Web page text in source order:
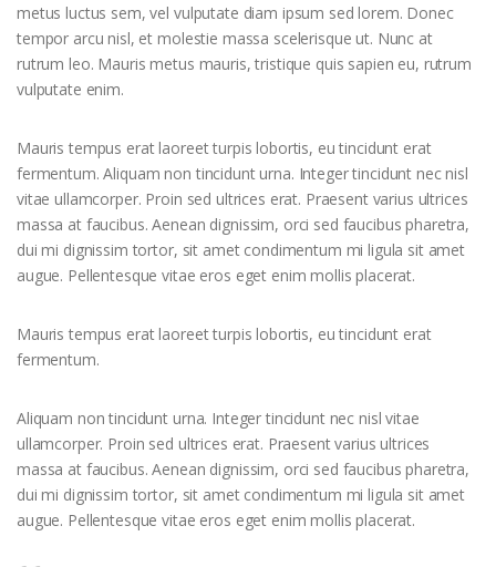
metus luctus sem, vel vulputate diam ipsum sed lorem. Donec
tempor arcu nisl, et molestie massa scelerisque ut. Nunc at
rutrum leo. Mauris metus mauris, tristique quis sapien eu, rutrum
vulputate enim.
Mauris tempus erat laoreet turpis lobortis, eu tincidunt erat
fermentum. Aliquam non tincidunt urna. Integer tincidunt nec nisl
vitae ullamcorper. Proin sed ultrices erat. Praesent varius ultrices
massa at faucibus. Aenean dignissim, orci sed faucibus pharetra,
dui mi dignissim tortor, sit amet condimentum mi ligula sit amet
augue. Pellentesque vitae eros eget enim mollis placerat.
Mauris tempus erat laoreet turpis lobortis, eu tincidunt erat
fermentum.
Aliquam non tincidunt urna. Integer tincidunt nec nisl vitae
ullamcorper. Proin sed ultrices erat. Praesent varius ultrices
massa at faucibus. Aenean dignissim, orci sed faucibus pharetra,
dui mi dignissim tortor, sit amet condimentum mi ligula sit amet
augue. Pellentesque vitae eros eget enim mollis placerat.